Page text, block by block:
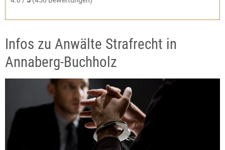
Infos zu Anwälte Strafrecht in
Annaberg-Buchholz